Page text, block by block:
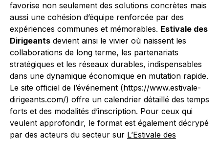
favorise non seulement des solutions concrètes mais
aussi une cohésion d’équipe renforcée par des
expériences communes et mémorables. Estivale des
Dirigeants devient ainsi le vivier où naissent les
collaborations de long terme, les partenariats
stratégiques et les réseaux durables, indispensables
dans une dynamique économique en mutation rapide.
Le site officiel de l’événement (https://www.estivale-
dirigeants.com/) offre un calendrier détaillé des temps
forts et des modalités d’inscription. Pour ceux qui
veulent approfondir, le format est également décrypé
par des acteurs du secteur sur L’Estivale des